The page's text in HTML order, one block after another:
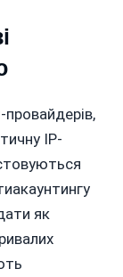
провайдерів,
IP-
як